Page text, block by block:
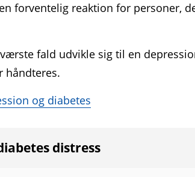
forventelig reaktion for personer,
fald udvikle sig til en
håndteres.
og diabetes
distress